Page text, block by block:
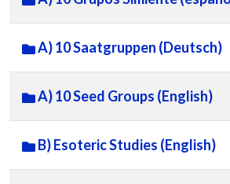
A) 10 Saatgruppen (Deutsch)
A) 10 Seed Groups (English)
B) Esoteric Studies (English)